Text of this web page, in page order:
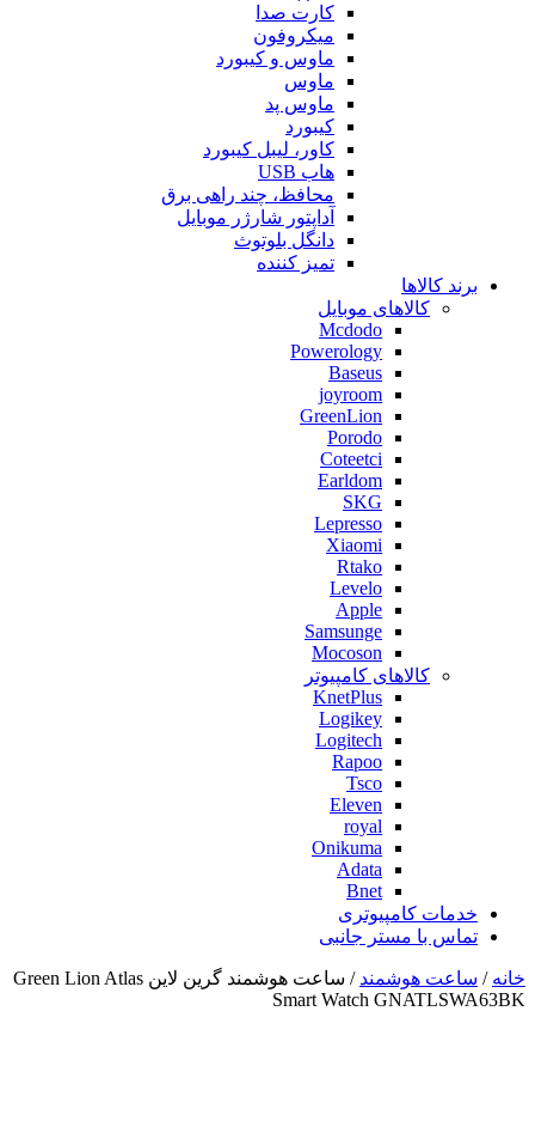
کارت صدا
میکروفون
ماوس و کیبورد
ماوس
ماوس پد
کیبورد
کاور، لیبل کیبورد
هاب USB
محافظ، چند راهی برق
آداپتور شارژر موبایل
دانگل بلوتوث
تمیز کننده
برند کالاها
کالاهای موبایل
Mcdodo
Powerology
Baseus
joyroom
GreenLion
Porodo
Coteetci
Earldom
SKG
Lepresso
Xiaomi
Rtako
Levelo
Apple
Samsunge
Mocoson
کالاهای کامپیوتر
KnetPlus
Logikey
Logitech
Rapoo
Tsco
Eleven
royal
Onikuma
Adata
Bnet
خدمات کامپیوتری
تماس با مستر جانبی
خانه / ساعت هوشمند
/ ساعت هوشمند گرین لاین Green Lion Atlas
Smart Watch GNATLSWA63BK